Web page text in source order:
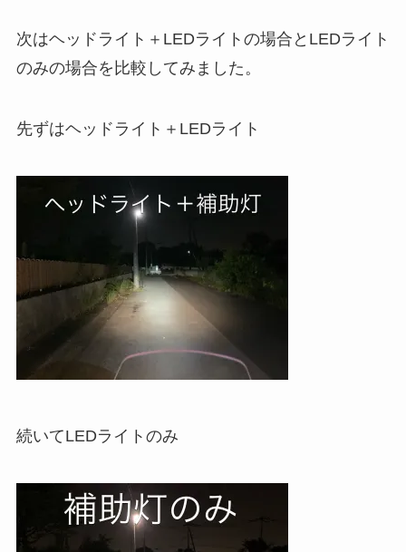
次はヘッドライト＋LEDライトの場合とLEDライト
のみの場合を比較してみました。
先ずはヘッドライト＋LEDライト
続いてLEDライトのみ